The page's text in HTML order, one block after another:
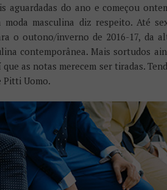
aguardadas do ano e começou
masculina diz respeito. Até
o outono/inverno de 2016-17, da
contemporânea. Mais sortudos
as notas merecem ser tiradas.
Pitti Uomo.